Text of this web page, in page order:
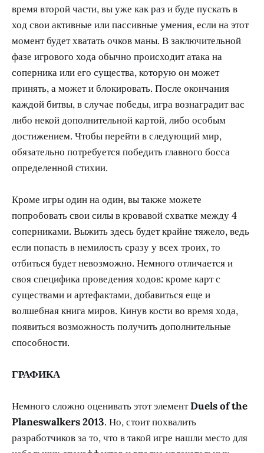
время второй части, вы уже как раз и буде пускать в
ход свои активные или пассивные умения, если на этот
момент будет хватать очков маны. В заключительной
фазе игрового хода обычно происходит атака на
соперника или его существа, которую он может
принять, а может и блокировать. После окончания
каждой битвы, в случае победы, игра вознаградит вас
либо некой дополнительной картой, либо особым
достижением. Чтобы перейти в следующий мир,
обязательно потребуется победить главного босса
определенной стихии.
Кроме игры один на один, вы также можете
попробовать свои силы в кровавой схватке между 4
соперниками. Выжить здесь будет крайне тяжело, ведь
если попасть в немилость сразу у всех троих, то
отбиться будет невозможно. Немного отличается и
своя специфика проведения ходов: кроме карт с
существами и артефактами, добавиться еще и
волшебная книга миров. Кинув кости во время хода,
появиться возможность получить дополнительные
способности.
ГРАФИКА
Немного сложно оценивать этот элементDuels of the
Planeswalkers 2013. Но, стоит похвалить
разработчиков за то, что в такой игре нашли место для